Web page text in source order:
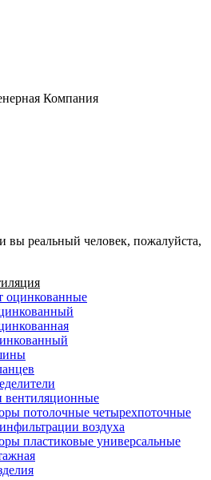
Компания
реальный человек, пожалуйста,
оцинкованные
вентиляционные
потолочные четырехпоточные
воздуха
пластиковые универсальные